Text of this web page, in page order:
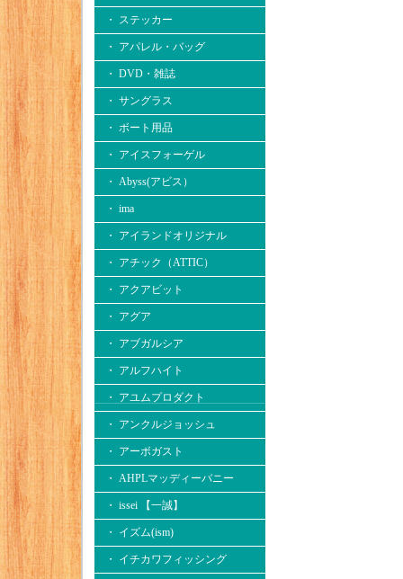
・ ステッカー
・ アパレル・バッグ
・ DVD・雑誌
・ サングラス
・ ボート用品
・ アイスフォーゲル
・ Abyss(アビス）
・ ima
・ アイランドオリジナル
・ アチック（ATTIC）
・ アクアビット
・ アグア
・ アブガルシア
・ アルフハイト
・ アユムプロダクト
・ アンクルジョッシュ
・ アーボガスト
・ AHPLマッディーバニー
・ issei 【一誠】
・ イズム(ism)
・ イチカワフィッシング